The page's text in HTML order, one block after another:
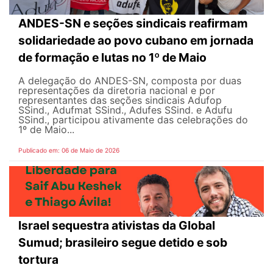
ANDES-SN e seções sindicais reafirmam
solidariedade ao povo cubano em jornada
de formação e lutas no 1º de Maio
A delegação do ANDES-SN, composta por duas
representações da diretoria nacional e por
representantes das seções sindicais Adufop
SSind., Adufmat SSind., Adufes SSind. e Adufu
SSind., participou ativamente das celebrações do
1º de Maio...
Publicado em: 06 de Maio de 2026
Israel sequestra ativistas da Global
Sumud; brasileiro segue detido e sob
tortura